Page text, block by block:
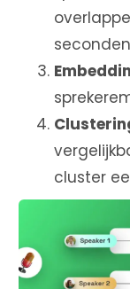
cluster